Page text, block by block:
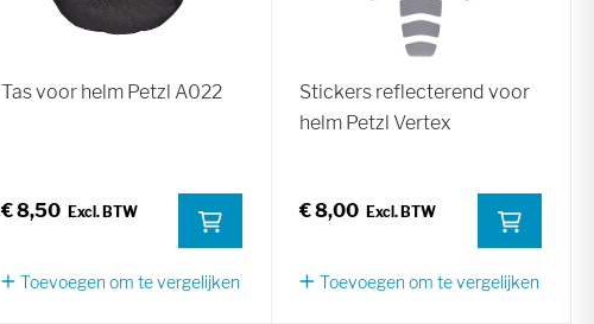
Tas voor helm Petzl A022
€ 8,50
Toevoegen om te vergelijken
Stickers reflecterend voor
helm Petzl Vertex
€ 8,00
Toevoegen om te vergelijken